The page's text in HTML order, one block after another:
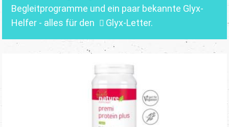
Begleitprogramme und ein paar bekannte Glyx-
Helfer - alles für den
Glyx-Letter.